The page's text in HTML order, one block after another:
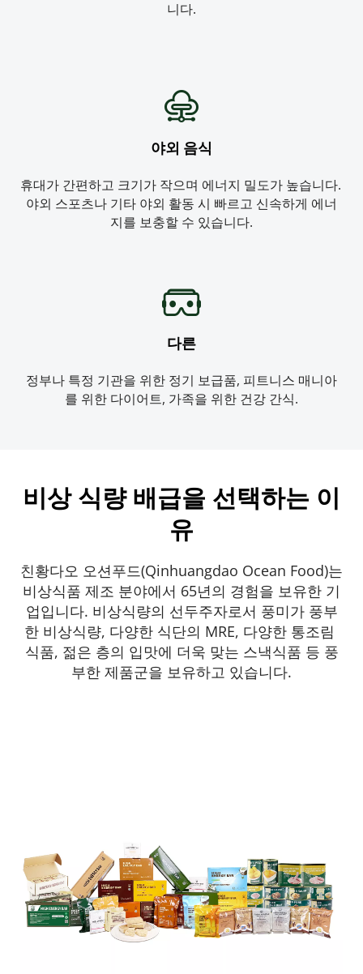
니다.
야외 음식
휴대가 간편하고 크기가 작으며 에너지 밀도가 높습니다.
야외 스포츠나 기타 야외 활동 시 빠르고 신속하게 에너
지를 보충할 수 있습니다.
다른
정부나 특정 기관을 위한 정기 보급품, 피트니스 매니아
를 위한 다이어트, 가족을 위한 건강 간식.
비상 식량 배급을 선택하는 이
유
친황다오 오션푸드(Qinhuangdao Ocean Food)는
비상식품 제조 분야에서 65년의 경험을 보유한 기
업입니다. 비상식량의 선두주자로서 풍미가 풍부
한 비상식량, 다양한 식단의 MRE, 다양한 통조림
식품, 젊은 층의 입맛에 더욱 맞는 스낵식품 등 풍
부한 제품군을 보유하고 있습니다.